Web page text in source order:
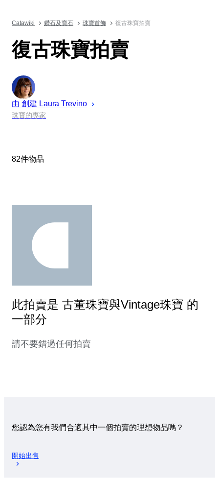
Catawiki 鑽石及寶石 珠寶首飾 復古珠寶拍賣
復古珠寶拍賣
由 創建 Laura Trevino
珠寶的專家
82件物品
此拍賣是 古董珠寶與Vintage珠寶 的
一部分
請不要錯過任何拍賣
您認為您有我們合適其中一個拍賣的理想物品嗎？
開始出售